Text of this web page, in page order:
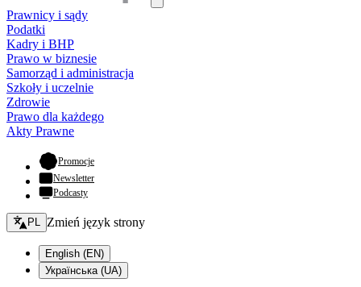
Prawnicy i sądy
Podatki
Kadry i BHP
Prawo w biznesie
Samorząd i administracja
Szkoły i uczelnie
Zdrowie
Prawo dla każdego
Akty Prawne
Promocje- otwiera się w nowej karcie
Newsletter
Podcasty
Zmień język - bieżący:
PL Zmień język strony
English (EN)
Українська (UA)